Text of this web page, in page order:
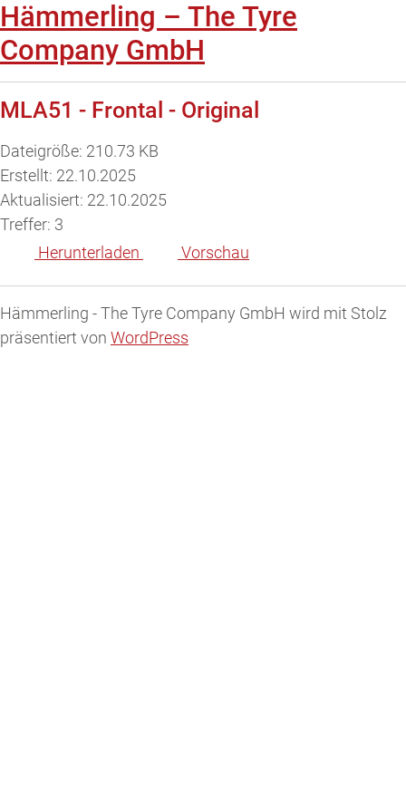
Hämmerling – The Tyre
Company GmbH
MLA51 - Frontal - Original
Dateigröße: 210.73 KB
Erstellt: 22.10.2025
Aktualisiert: 22.10.2025
Treffer: 3
Herunterladen
Vorschau
Hämmerling - The Tyre Company GmbH wird mit Stolz
präsentiert von WordPress